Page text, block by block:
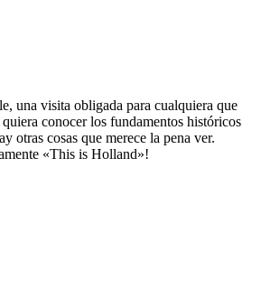
una visita obligada para cualquiera que
conocer los fundamentos históricos
otras cosas que merece la pena ver.
«This is Holland»!